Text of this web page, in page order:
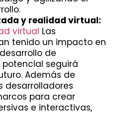
y realidad virtual:
virtual Las
tenido un impacto en
de
seguirá
Además de
desarrolladores
para crear
e interactivas,